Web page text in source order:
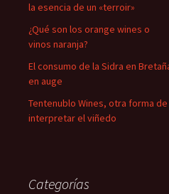
la esencia de un «terroir»
¿Qué son los orange wines o
vinos naranja?
El consumo de la Sidra en
en auge
Tentenublo Wines, otra forma de
interpretar el viñedo
Categorías